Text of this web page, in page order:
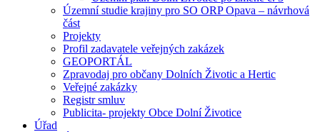
Územní studie krajiny pro SO ORP Opava – návrhová
část
Projekty
Profil zadavatele veřejných zakázek
GEOPORTÁL
Zpravodaj pro občany Dolních Životic a Hertic
Veřejné zakázky
Registr smluv
Publicita- projekty Obce Dolní Životice
Úřad